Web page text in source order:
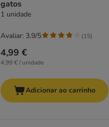
gatos
1 unidade
4,99 €
4,99 € / unidade
Avaliar: 3.9/5 (15)
Adicionar ao carrinho